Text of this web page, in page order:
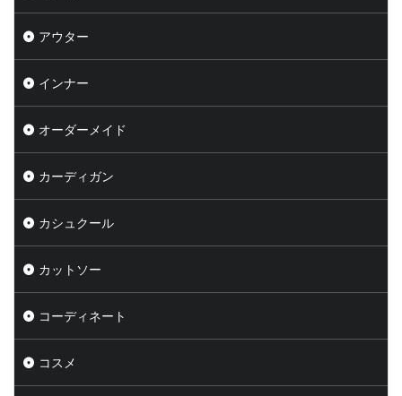
アウター
インナー
オーダーメイド
カーディガン
カシュクール
カットソー
コーディネート
コスメ